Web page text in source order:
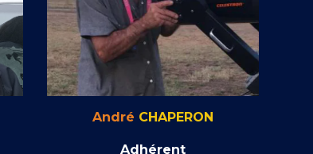
André CHAPERON
Adhérent